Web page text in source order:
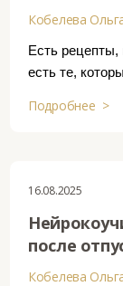
Кобелева
Есть рецепты,
есть те,
Подробнее >
16.08.2025
после
Кобелева